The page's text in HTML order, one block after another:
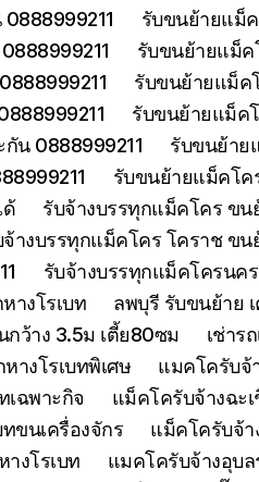
รับขนย้ายแม็
รับขนย้ายแม็ค
รับขนย้ายแม็ค
รับขนย้ายแม็ค
น 0888999211
รับขนย้าย
รับขนย้ายแม็คโค
ด้
รับจ้างบรรทุกแม็คโคร ขน
จ้างบรรทุกแม็คโคร โคราช ข
รับจ้างบรรทุกแม็คโครนค
างโรเบท
ลพบุรี รับขนย้าย
กว้าง 3.5ม เตี้ย80ซม
เช่าร
างโรเบทพิเศษ
แมคโครับจ้
เฉพาะกิจ
แม็คโครับจ้างฉะเ
ขนเครื่องจักร
แม็คโครับจ้า
งโรเบท
แมคโครับจ้างอุบ